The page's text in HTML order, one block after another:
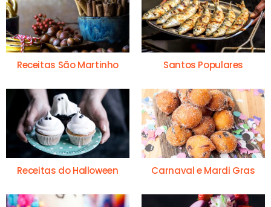
Receitas São Martinho Santos Populares
Receitas do Halloween Carnaval e Mardi Gras